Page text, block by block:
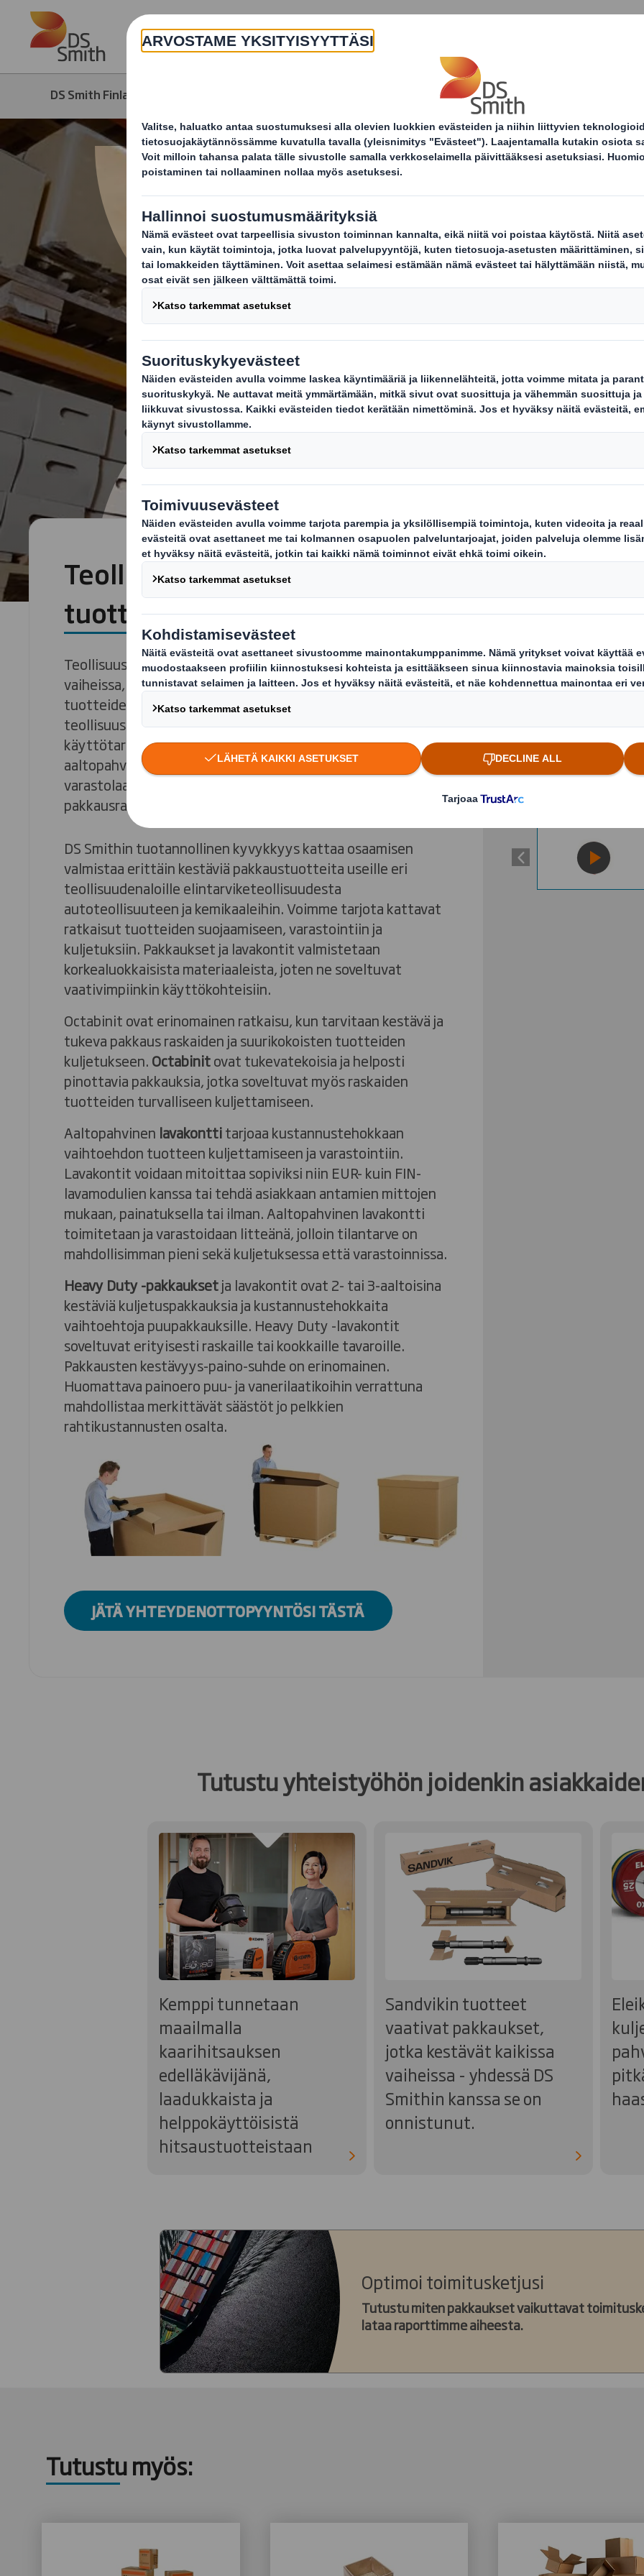
Skip to main content
Tuotteet ja palvelut
DS Smith Finland Pakkaukset
Teollisuuspakkaukset
tuotteiden suojaksi
Teollisuuspakkaus tarjoaa suojaa valmistuksen kaikissa
vaiheissa, kuten varaosien, puolivalmisteiden ja valmiiden
tuotteiden varastoinnissa ja kuljetuksessa. Tehokas
teollisuuspakkaus on luotettava, turvallinen ja
käyttötarpeiden mukaan räätälöity. Meiltä onnistuu
aaltopahvista valmitettavat esimerkiksi kuljetuslaatikot,
varastolaatikot, lavakontit, octabinit ja muut
pakkausratkaisut.
DS Smithin tuotannollinen kyvykkyys kattaa osaamisen
valmistaa erittäin kestäviä pakkaustuotteita useille eri
teollisuudenaloille elintarviketeollisuudesta
autoteollisuuteen ja kemikaaleihin. Voimme tarjota kattavat
ratkaisut tuotteiden suojaamiseen, varastointiin ja
kuljetuksiin. Pakkaukset ja lavakontit valmistetaan
korkealuokkaisista materiaaleista, joten ne soveltuvat
vaativimpiinkin käyttökohteisiin.
Octabinit ovat erinomainen ratkaisu, kun tarvitaan kestävä ja
tukeva pakkaus raskaiden ja suurikokoisten tuotteiden
kuljetukseen. Octabinitovat tukevatekoisia ja helposti
pinottavia pakkauksia, jotka soveltuvat myös raskaiden
tuotteiden turvalliseen kuljettamiseen.
Aaltopahvinen lavakonttitarjoaa kustannustehokkaan
vaihtoehdon tuotteen kuljettamiseen ja varastointiin.
Lavakontit voidaan mitoittaa sopiviksi niin EUR- kuin FIN-
lavamodulien kanssa tai tehdä asiakkaan antamien mittojen
mukaan, painatuksella tai ilman. Aaltopahvinen lavakontti
toimitetaan ja varastoidaan litteänä, jolloin tilantarve on
mahdollisimman pieni sekä kuljetuksessa että varastoinnissa.
Heavy Duty -pakkauksetja lavakontit ovat 2- tai 3-aaltoisina
kestäviä kuljetuspakkauksia ja kustannustehokkaita
vaihtoehtoja puupakkauksille. Heavy Duty -lavakontit
soveltuvat erityisesti raskaille tai kookkaille tavaroille.
Pakkausten kestävyys-paino-suhde on erinomainen.
Huomattava painoero puu- ja vanerilaatikoihin verrattuna
mahdollistaa merkittävät säästöt jo pelkkien
rahtikustannusten osalta.
JÄTÄ YHTEYDENOTTOPYYNTÖSI TÄSTÄ
Carousel. Use
Previous slide
Avaa video
Tutustu yhteistyöhön joidenkin
Kemppi tunnetaan
maailmalla
kaarihitsauksen
edelläkävijänä,
laadukkaista ja
helppokäyttöisistä
hitsaustuotteistaan
Sandvikin tuotteet
vaativat pakkaukset,
jotka kestävät kaikissa
vaiheissa - yhdessä DS
Smithin kanssa se on
onnistunut.
Optimoi toimitusketjusi
Tutustu miten pakkaukset vaikuttavat
lataa raporttimme aiheesta.
Tutustu myös: